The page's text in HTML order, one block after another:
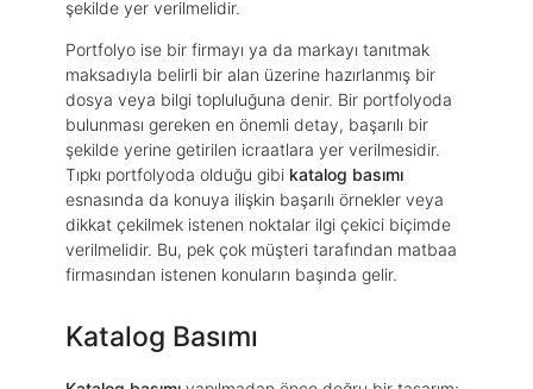
şekilde yer verilmelidir.
Portfolyo ise bir firmayı ya da markayı tanıtmak
maksadıyla belirli bir alan üzerine hazırlanmış bir
dosya veya bilgi topluluğuna denir. Bir portfolyoda
bulunması gereken en önemli detay, başarılı bir
şekilde yerine getirilen icraatlara yer verilmesidir.
Tıpkı portfolyoda olduğu gibi katalog basımı
esnasında da konuya ilişkin başarılı örnekler veya
dikkat çekilmek istenen noktalar ilgi çekici biçimde
verilmelidir. Bu, pek çok müşteri tarafından matbaa
firmasından istenen konuların başında gelir.
Katalog Basımı